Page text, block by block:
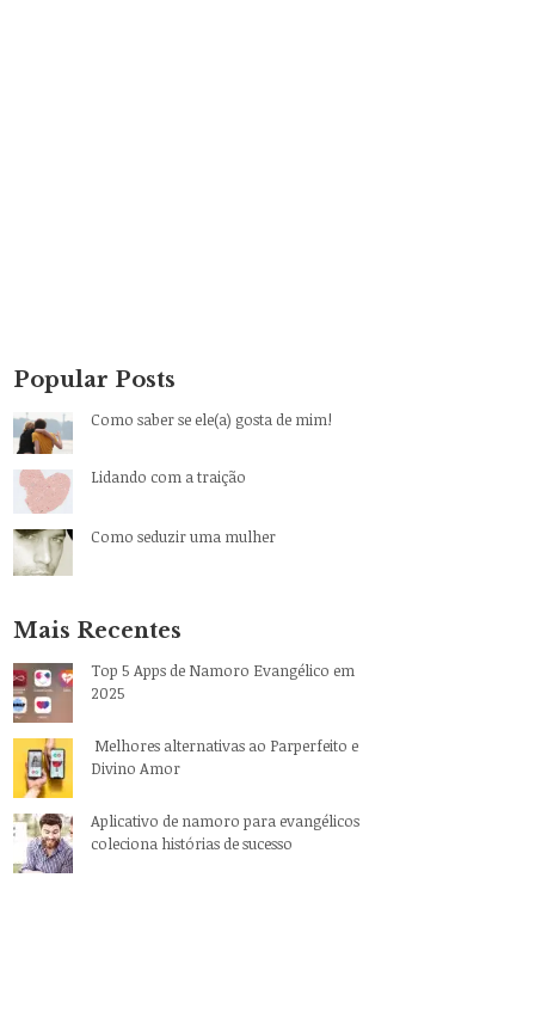
Popular Posts
Como saber se ele(a) gosta de mim!
Lidando com a traição
Como seduzir uma mulher
Mais Recentes
Top 5 Apps de Namoro Evangélico em
2025
Melhores alternativas ao Parperfeito e
Divino Amor
Aplicativo de namoro para evangélicos
coleciona histórias de sucesso